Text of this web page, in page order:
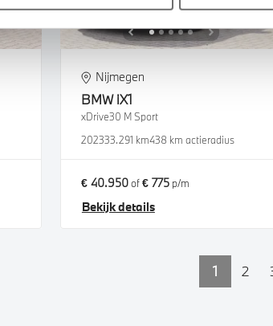
Nijmegen
BMW iX1
xDrive30 M Sport
202333.291 km438 km actieradius
€ 40.950of€ 775p/m
Bekijk details
1 2